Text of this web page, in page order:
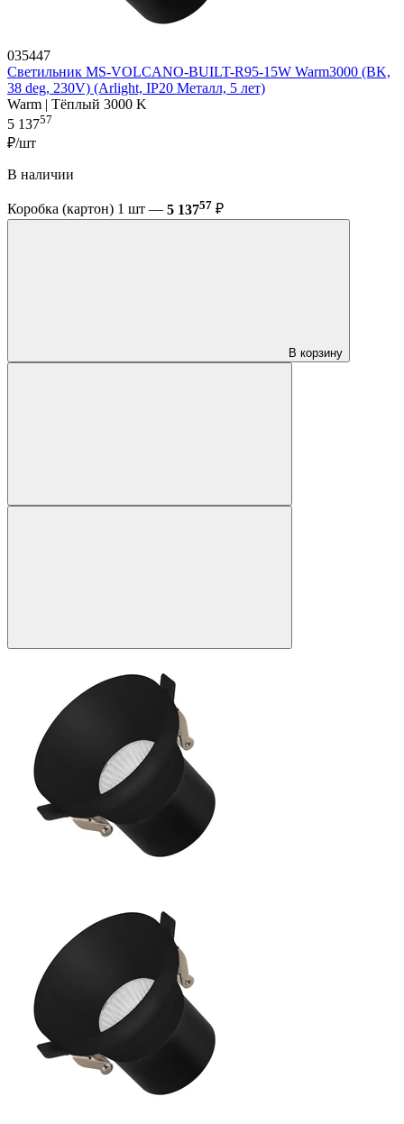
035447
Светильник MS-VOLCANO-BUILT-R95-15W Warm3000 (BK,
38 deg, 230V) (Arlight, IP20 Металл, 5 лет)
Warm | Тёплый 3000 K
5 13757
₽/шт
В наличии
Коробка (картон) 1 шт — 5 13757 ₽
В корзину